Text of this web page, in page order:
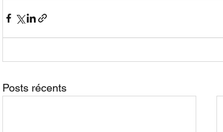
Posts récents